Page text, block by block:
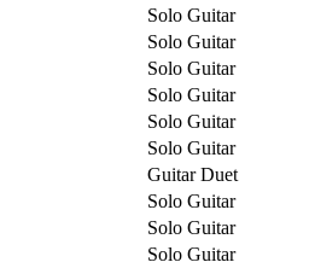
Solo Guitar
Solo Guitar
Solo Guitar
Solo Guitar
Solo Guitar
Solo Guitar
Guitar Duet
Solo Guitar
Solo Guitar
Solo Guitar